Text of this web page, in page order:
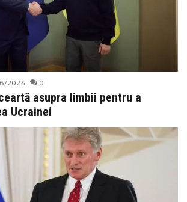
2024 0
asupra limbii pentru a
Ucrainei